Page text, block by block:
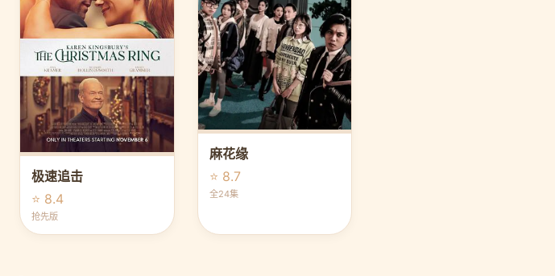
极速追击
⭐ 8.4
抢先版
麻花缘
⭐ 8.7
全24集